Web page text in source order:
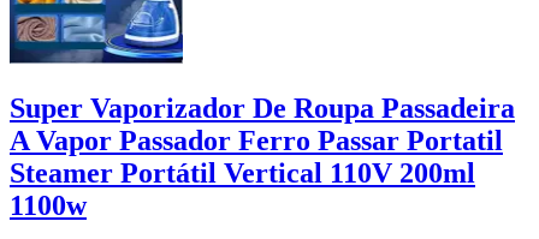
Super Vaporizador De Roupa Passadeira
A Vapor Passador Ferro Passar Portatil
Steamer Portátil Vertical 110V 200ml
1100w